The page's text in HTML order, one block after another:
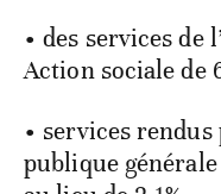
• des services de
Action sociale de
• services
publique